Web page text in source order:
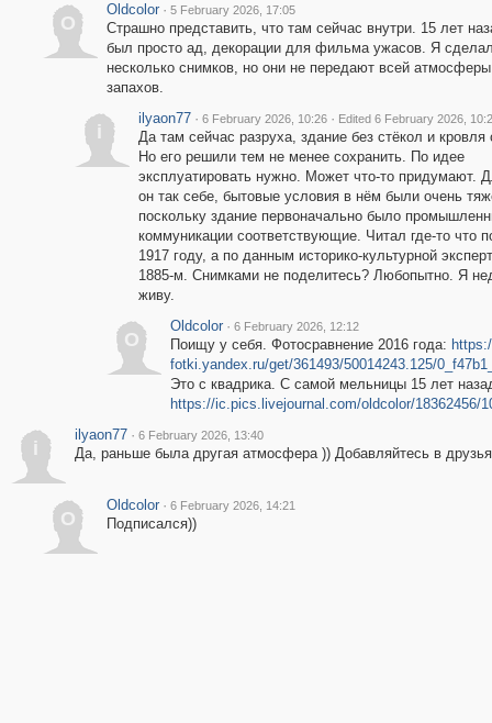
O
Oldcolor · 5 February 2026, 17:05
Страшно представить, что там сейчас внутри. 15 лет
был просто ад, декорации для фильма ужасов. Я
несколько снимков, но они не передают всей
запахов.
i
ilyaon77 · 6 February 2026, 10:26 · Edited 6 February 2026,
Да там сейчас разруха, здание без стёкол и кровля
Но его решили тем не менее сохранить. По идее
эксплуатировать нужно. Может что-то придумают.
он так себе, бытовые условия в нём были очень
поскольку здание первоначально было
коммуникации соответствующие. Читал где-то что
1917 году, а по данным историко-культурной
1885-м. Снимками не поделитесь? Любопытно. Я
живу.
O
Oldcolor · 6 February 2026, 12:12
Поищу у себя. Фотосравнение 2016 года:
fotki.yandex.ru/get/361493/50014243.125/
Это с квадрика. С самой мельницы 15 лет
https://ic.pics.livejournal.com/oldcolor/18362456/
i
ilyaon77 · 6 February 2026, 13:40
Да, раньше была другая атмосфера )) Добавляйтесь в
O
Oldcolor · 6 February 2026, 14:21
Подписался))